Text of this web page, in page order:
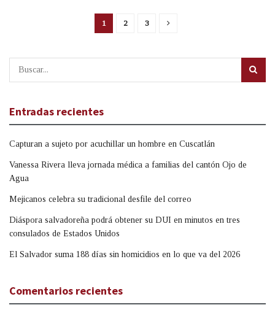
1 2 3
Entradas recientes
Capturan a sujeto por acuchillar un hombre en Cuscatlán
Vanessa Rivera lleva jornada médica a familias del cantón Ojo de
Agua
Mejicanos celebra su tradicional desfile del correo
Diáspora salvadoreña podrá obtener su DUI en minutos en tres
consulados de Estados Unidos
El Salvador suma 188 días sin homicidios en lo que va del 2026
Comentarios recientes